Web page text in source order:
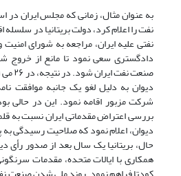
نفت را اعلام کرد، دولت بریتانیا در سلسله
نفتی علیه ایران، مراجعه به شورای
دادگستری سعی نمود تا مانع از خروج
شرکت مزبور اقامه نمود. این در حالی
بررسی اعتراض مقدماتی ایران نسبت به
دیوان، اعلام نمود که صلاحیت رسیدگی به
همکاری با ایالات متحده، مقدمات